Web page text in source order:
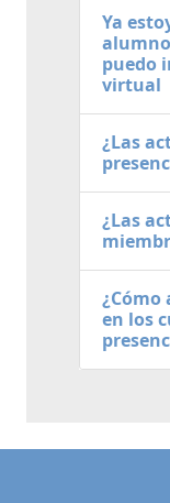
Ya
puedo
virtual
¿Las
¿Las
en los